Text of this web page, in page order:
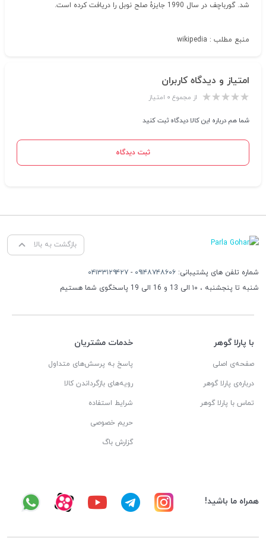
شد. گورباچف در سال 1990 جایزهٔ صلح نوبل را دریافت کرده است.
منبع مطلب : wikipedia
امتیاز و دیدگاه کاربران
از مجموع ۰ امتیاز
شما هم درباره این کالا دیدگاه ثبت کنید
ثبت دیدگاه
بازگشت به بالا
شماره تلفن های پشتیبانی: ۰۹۱۴۸۷۴۸۶۰۶ - ۰۴۱۳۳۱۲۹۴۲۷
شنبه تا پنجشنبه ، ۱۰ الی 13 و 16 الی 19 پاسخگوی شما هستیم
با پارلا گوهر
صفحه‌ی اصلی
درباره‌ی پارلا گوهر
تماس با پارلا گوهر
خدمات مشتریان
پاسخ به پرسش‌های متداول
رویه‌های بازگرداندن کالا
شرایط استفاده
حریم خصوصی
گزارش باگ
همراه ما باشید!